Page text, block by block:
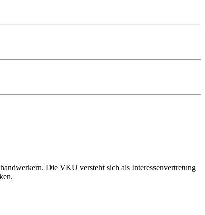
Die VKU versteht sich als Interessenvertretung